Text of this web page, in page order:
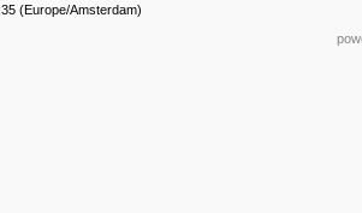
(Europe/Amsterdam)